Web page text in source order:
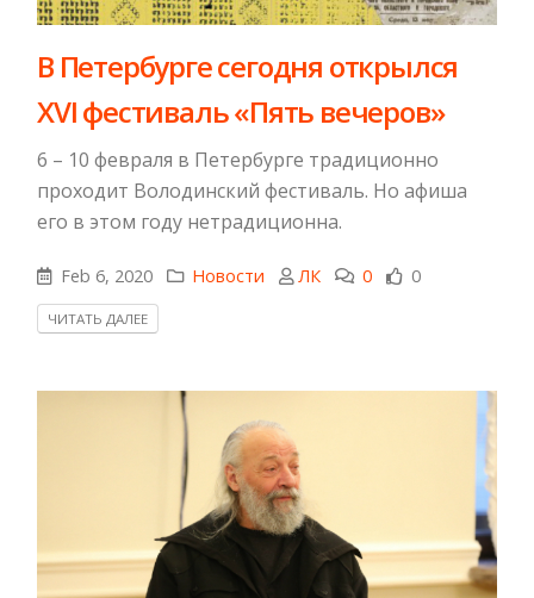
​В Петербурге сегодня открылся
XVI фестиваль «Пять вечеров»
6 – 10 февраля в Петербурге традиционно
проходит Володинский фестиваль. Но афиша
его в этом году нетрадиционна.
Feb 6, 2020 Новости ЛК 0 0
ЧИТАТЬ ДАЛЕЕ